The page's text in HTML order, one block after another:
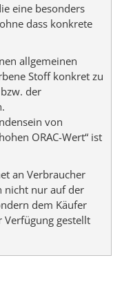
eine besonders
dass konkrete
allgemeinen
Stoff konkret zu
der
von
ORAC-Wert“ ist
an Verbraucher
nicht nur auf der
dem Käufer
gestellt